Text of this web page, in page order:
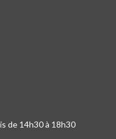
de 14h30 à 18h30